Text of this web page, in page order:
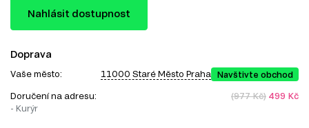
Nahlásit dostupnost
Doprava
Vaše město: 11000 Staré Město Praha Navštivte obchod
Doručení na adresu:
- Kurýr
(977 Kč) 499 Kč